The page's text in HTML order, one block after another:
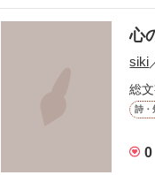
ドキッとしてくれます
長年多くの方にご愛読
2025年もよろしくお願い
心
siki
総
詩・
0